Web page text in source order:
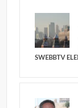
SWEBBTV